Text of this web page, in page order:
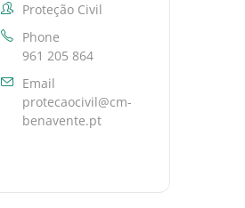
Proteção Civil
Phone
961 205 864
Email
protecaocivil@cm-
benavente.pt